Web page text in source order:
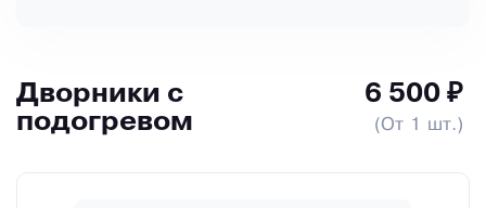
Дворники с
подогревом
6 500 ₽
(От 1 шт.)